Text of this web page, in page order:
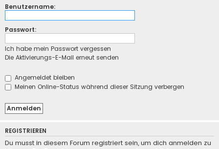
Benutzername:
Passwort:
Ich habe mein Passwort vergessen
Die Aktivierungs-E-Mail erneut senden
Angemeldet bleiben
Meinen Online-Status während dieser Sitzung verbergen
REGISTRIEREN
Du musst in diesem Forum registriert sein, um dich anmelden zu